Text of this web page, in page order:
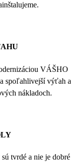
VÁŠHO
spoľahlivejší výťah a
nákladoch.
tvrdé a nie je dobré